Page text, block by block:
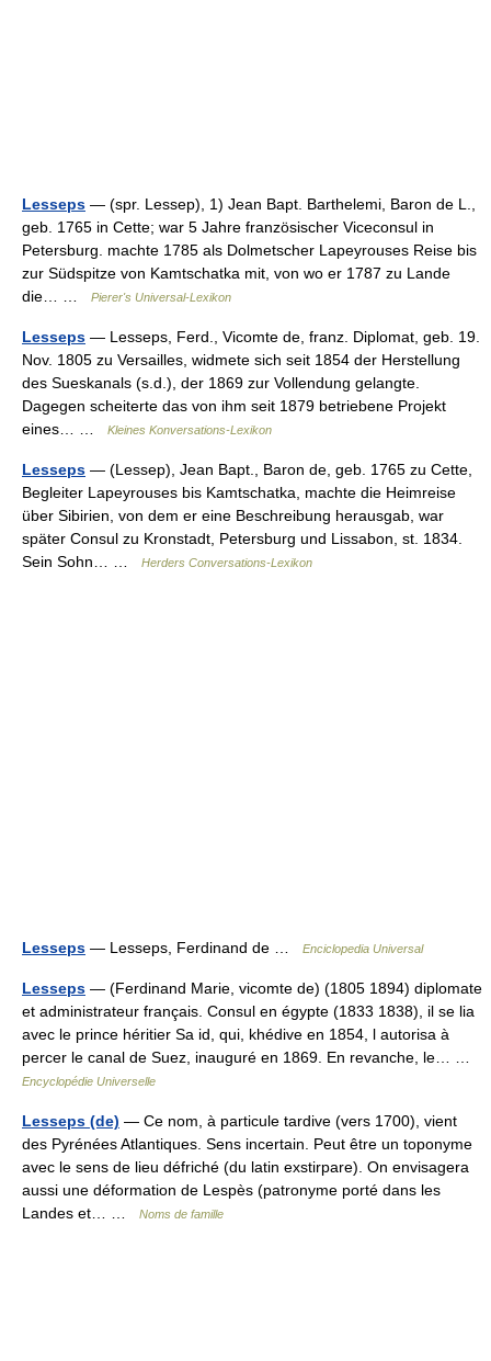
Lesseps — (spr. Lessep), 1) Jean Bapt. Barthelemi, Baron de L.,
geb. 1765 in Cette; war 5 Jahre französischer Viceconsul in
Petersburg. machte 1785 als Dolmetscher Lapeyrouses Reise bis
zur Südspitze von Kamtschatka mit, von wo er 1787 zu Lande
die… …
Pierer's Universal-Lexikon
Lesseps — Lesseps, Ferd., Vicomte de, franz. Diplomat, geb. 19.
Nov. 1805 zu Versailles, widmete sich seit 1854 der Herstellung
des Sueskanals (s.d.), der 1869 zur Vollendung gelangte.
Dagegen scheiterte das von ihm seit 1879 betriebene Projekt
eines… …
Kleines Konversations-Lexikon
Lesseps — (Lessep), Jean Bapt., Baron de, geb. 1765 zu Cette,
Begleiter Lapeyrouses bis Kamtschatka, machte die Heimreise
über Sibirien, von dem er eine Beschreibung herausgab, war
später Consul zu Kronstadt, Petersburg und Lissabon, st. 1834.
Sein Sohn… …
Herders Conversations-Lexikon
Lesseps — Lesseps, Ferdinand de … Enciclopedia Universal
Lesseps — (Ferdinand Marie, vicomte de) (1805 1894) diplomate
et administrateur français. Consul en égypte (1833 1838), il se lia
avec le prince héritier Sa id, qui, khédive en 1854, l autorisa à
percer le canal de Suez, inauguré en 1869. En revanche, le… …
Encyclopédie Universelle
Lesseps (de) — Ce nom, à particule tardive (vers 1700), vient
des Pyrénées Atlantiques. Sens incertain. Peut être un toponyme
avec le sens de lieu défriché (du latin exstirpare). On envisagera
aussi une déformation de Lespès (patronyme porté dans les
Landes et… …
Noms de famille